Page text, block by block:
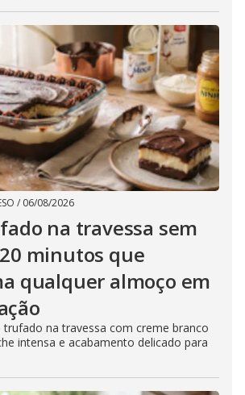
/ 06/08/2026
na travessa sem
minutos que
qualquer almoço em
trufado na travessa com creme branco
intensa e acabamento delicado para